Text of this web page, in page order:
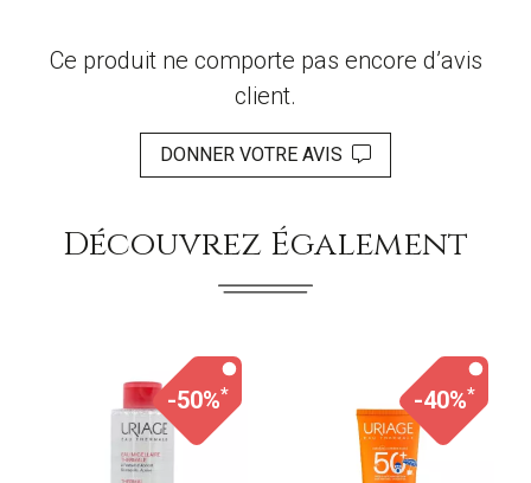
Ce produit ne comporte pas encore d’avis
client.
DONNER VOTRE AVIS
Découvrez Également
-50%* -40%*